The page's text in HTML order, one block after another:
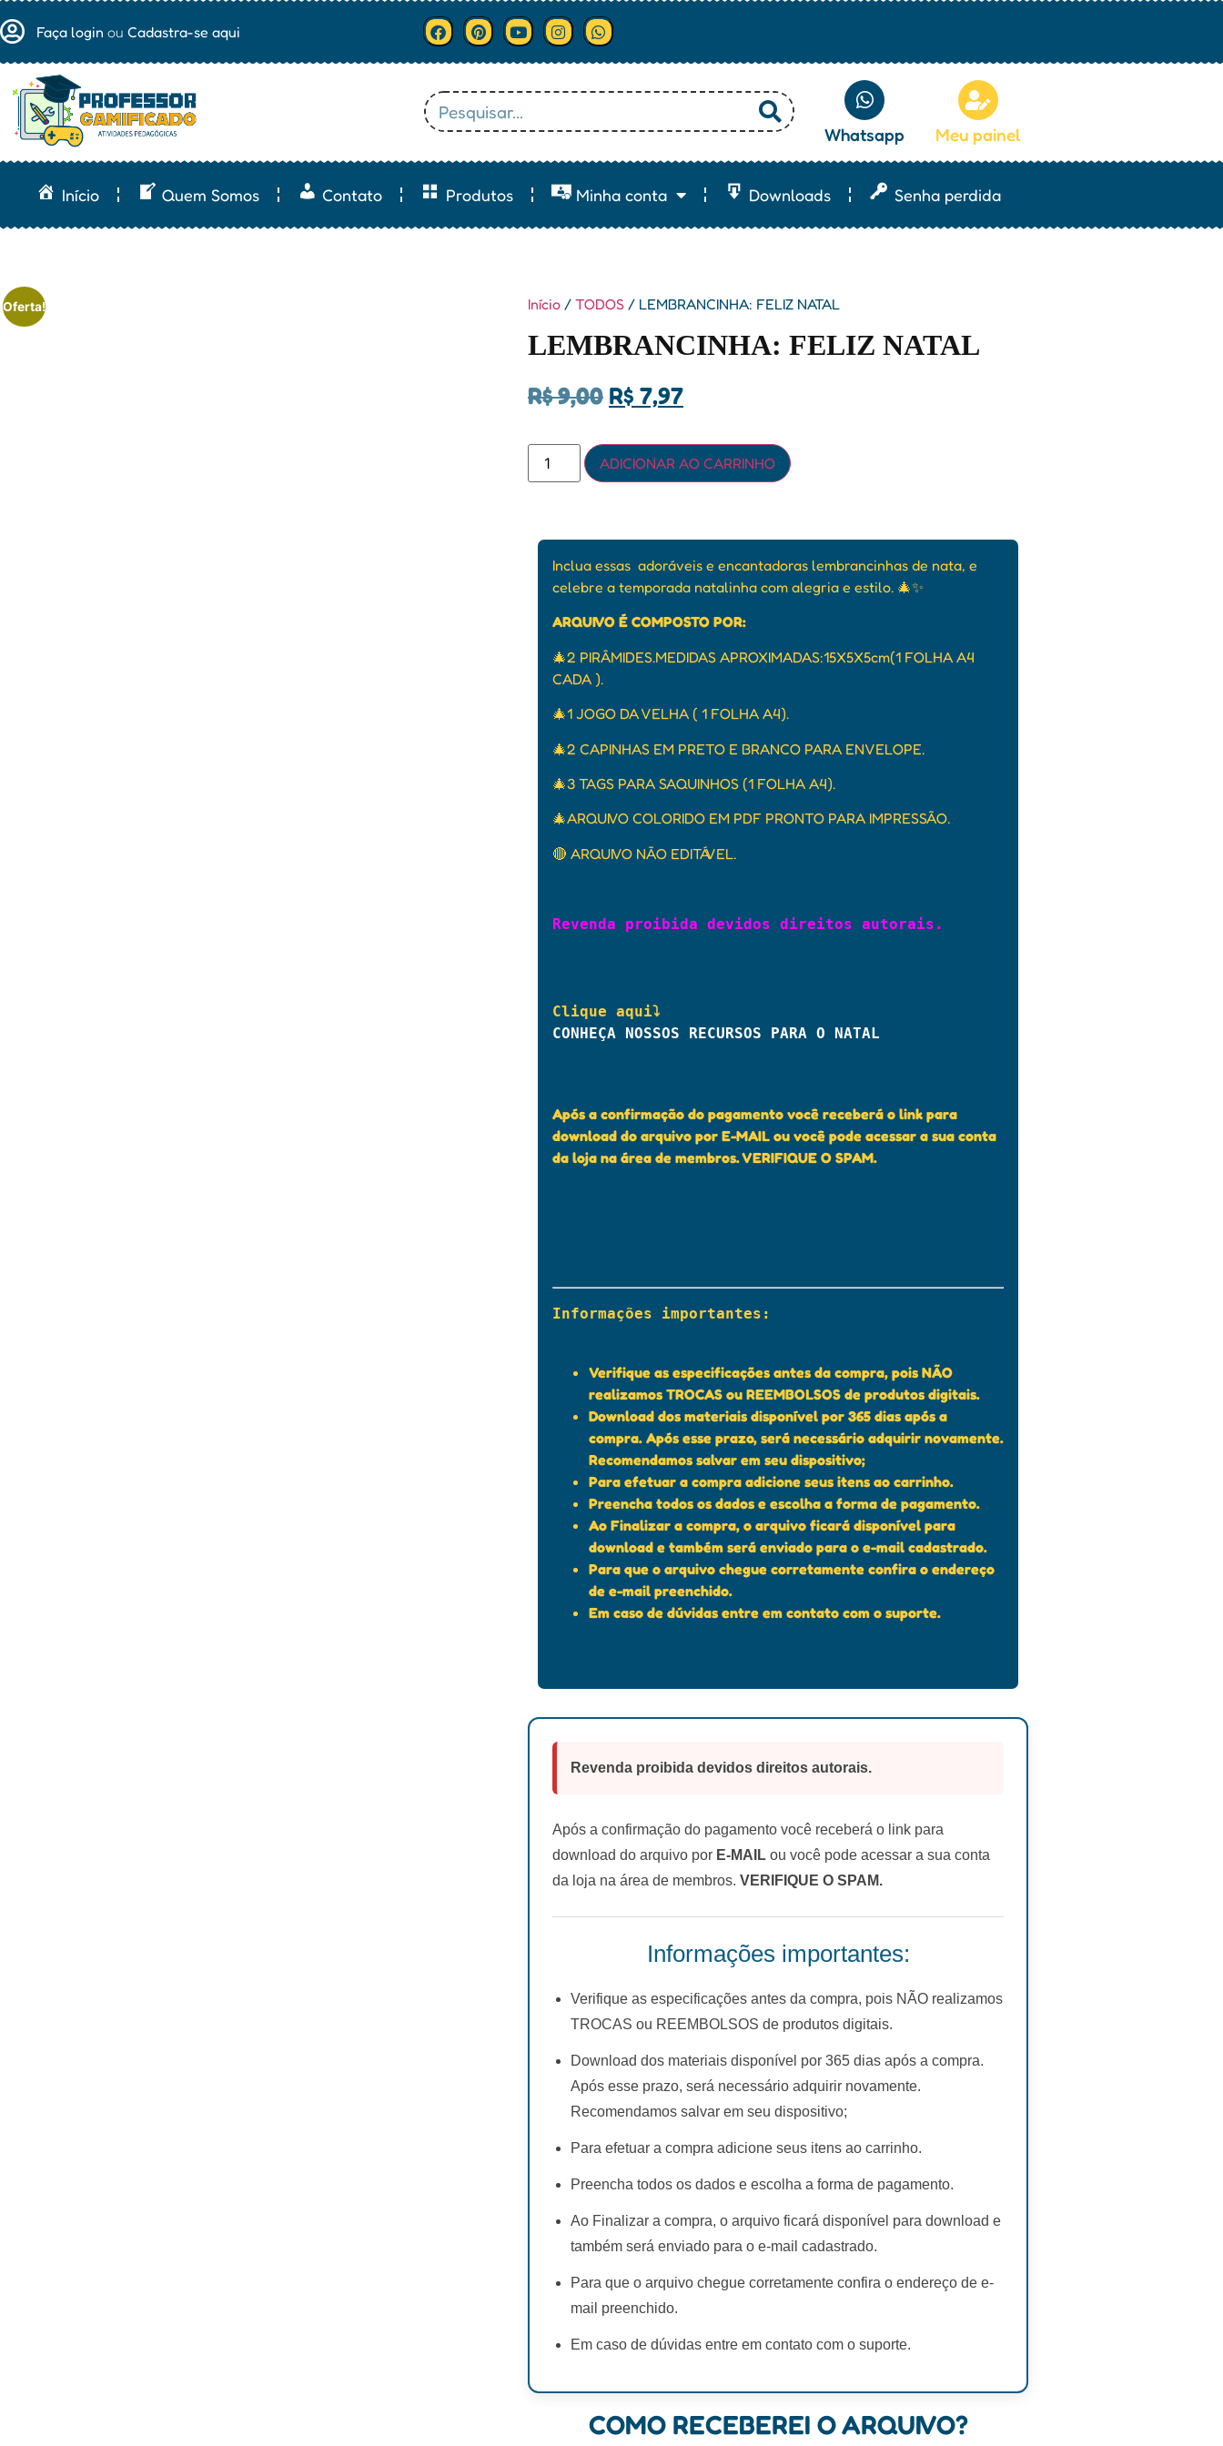
Faça login ou Cadastra-se aqui
Whatsapp Meu painel
Início Quem Somos Contato Produtos Minha conta Downloads Senha perdida
Oferta! Início / TODOS / LEMBRANCINHA: FELIZ NATAL
LEMBRANCINHA: FELIZ NATAL
R$9,00 R$ 7,97
ADICIONAR AO CARRINHO
Inclua essas adoráveis e encantadoras lembrancinhas de nata, e
celebre a temporada natalinha com alegria e estilo. 🎄✨
ARQUIVO É COMPOSTO POR:
🎄2 PIRÂMIDES.MEDIDAS APROXIMADAS:15X5X5cm(1 FOLHA A4
CADA ).
🎄1 JOGO DA VELHA ( 1 FOLHA A4).
🎄2 CAPINHAS EM PRETO E BRANCO PARA ENVELOPE.
🎄3 TAGS PARA SAQUINHOS (1 FOLHA A4).
🎄ARQUIVO COLORIDO EM PDF PRONTO PARA IMPRESSÃO.
🔴 ARQUIVO NÃO EDITÁVEL.
Revenda proibida devidos direitos autorais.
Clique aqui⤵
CONHEÇA NOSSOS RECURSOS PARA O NATAL
Após a confirmação do pagamento você receberá o link para
download do arquivo por E-MAIL ou você pode acessar a sua conta
da loja na área de membros. VERIFIQUE O SPAM.
Informações importantes:
Verifique as especificações antes da compra, pois NÃO
realizamos TROCAS ou REEMBOLSOS de produtos digitais.
Download dos materiais disponível por 365 dias após a
compra. Após esse prazo, será necessário adquirir novamente.
Recomendamos salvar em seu dispositivo;
Para efetuar a compra adicione seus itens ao carrinho.
Preencha todos os dados e escolha a forma de pagamento.
Ao Finalizar a compra, o arquivo ficará disponível para
download e também será enviado para o e-mail cadastrado.
Para que o arquivo chegue corretamente confira o endereço
de e-mail preenchido.
Em caso de dúvidas entre em contato com o suporte.
Revenda proibida devidos direitos autorais.
Após a confirmação do pagamento você receberá o link para
download do arquivo por E-MAIL ou você pode acessar a sua conta
da loja na área de membros. VERIFIQUE O SPAM.
Informações importantes:
Verifique as especificações antes da compra, pois NÃO realizamos
TROCAS ou REEMBOLSOS de produtos digitais.
Download dos materiais disponível por 365 dias após a compra.
Após esse prazo, será necessário adquirir novamente.
Recomendamos salvar em seu dispositivo;
Para efetuar a compra adicione seus itens ao carrinho.
Preencha todos os dados e escolha a forma de pagamento.
Ao Finalizar a compra, o arquivo ficará disponível para download e
também será enviado para o e-mail cadastrado.
Para que o arquivo chegue corretamente confira o endereço de e-
mail preenchido.
Em caso de dúvidas entre em contato com o suporte.
COMO RECEBEREI O ARQUIVO?